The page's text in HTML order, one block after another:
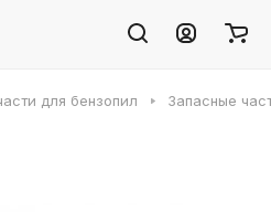
для бензопил Запасные